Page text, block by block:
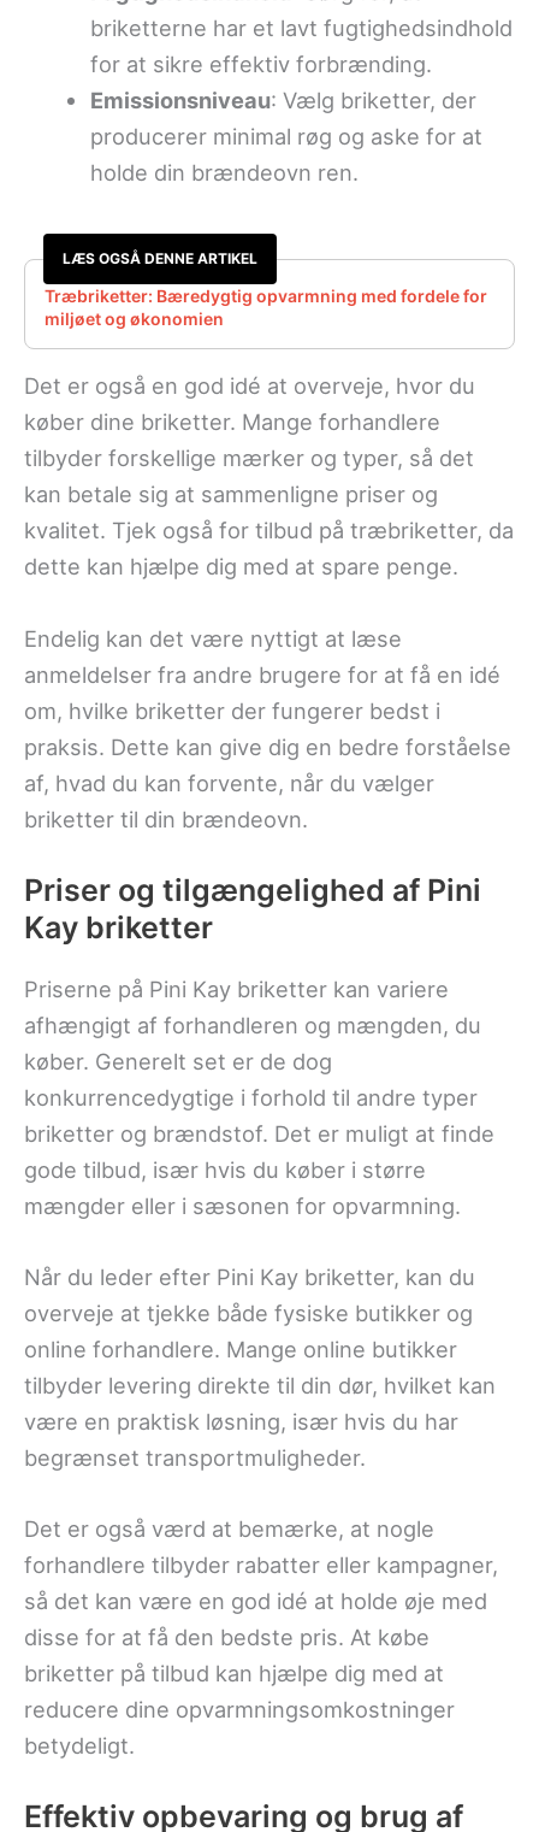
briketterne har et lavt fugtighedsindhold
for at sikre effektiv forbrænding.
Emissionsniveau: Vælg briketter, der
producerer minimal røg og aske for at
holde din brændeovn ren.
LÆS OGSÅ DENNE ARTIKEL
Træbriketter: Bæredygtig opvarmning med fordele for
miljøet og økonomien
Det er også en god idé at overveje, hvor du
køber dine briketter. Mange forhandlere
tilbyder forskellige mærker og typer, så det
kan betale sig at sammenligne priser og
kvalitet. Tjek også for tilbud på træbriketter, da
dette kan hjælpe dig med at spare penge.
Endelig kan det være nyttigt at læse
anmeldelser fra andre brugere for at få en idé
om, hvilke briketter der fungerer bedst i
praksis. Dette kan give dig en bedre forståelse
af, hvad du kan forvente, når du vælger
briketter til din brændeovn.
Priser og tilgængelighed af Pini
Kay briketter
Priserne på Pini Kay briketter kan variere
afhængigt af forhandleren og mængden, du
køber. Generelt set er de dog
konkurrencedygtige i forhold til andre typer
briketter og brændstof. Det er muligt at finde
gode tilbud, især hvis du køber i større
mængder eller i sæsonen for opvarmning.
Når du leder efter Pini Kay briketter, kan du
overveje at tjekke både fysiske butikker og
online forhandlere. Mange online butikker
tilbyder levering direkte til din dør, hvilket kan
være en praktisk løsning, især hvis du har
begrænset transportmuligheder.
Det er også værd at bemærke, at nogle
forhandlere tilbyder rabatter eller kampagner,
så det kan være en god idé at holde øje med
disse for at få den bedste pris. At købe
briketter på tilbud kan hjælpe dig med at
reducere dine opvarmningsomkostninger
betydeligt.
Effektiv opbevaring og brug af